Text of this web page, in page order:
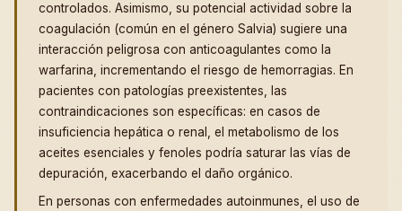
controlados. Asimismo, su potencial actividad sobre la
coagulación (común en el género Salvia) sugiere una
interacción peligrosa con anticoagulantes como la
warfarina, incrementando el riesgo de hemorragias. En
pacientes con patologías preexistentes, las
contraindicaciones son específicas: en casos de
insuficiencia hepática o renal, el metabolismo de los
aceites esenciales y fenoles podría saturar las vías de
depuración, exacerbando el daño orgánico.
En personas con enfermedades autoinmunes, el uso de